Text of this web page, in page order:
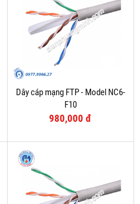
Dây cáp mạng FTP - Model NC6-
F10
980,000 đ